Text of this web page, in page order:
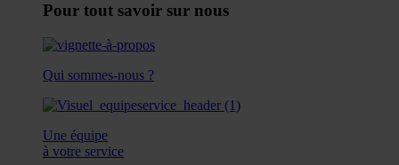
Pour tout savoir sur nous
Qui sommes-nous ?
Une équipe
à votre service